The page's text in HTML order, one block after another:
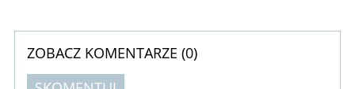
ZOBACZ KOMENTARZE (0)